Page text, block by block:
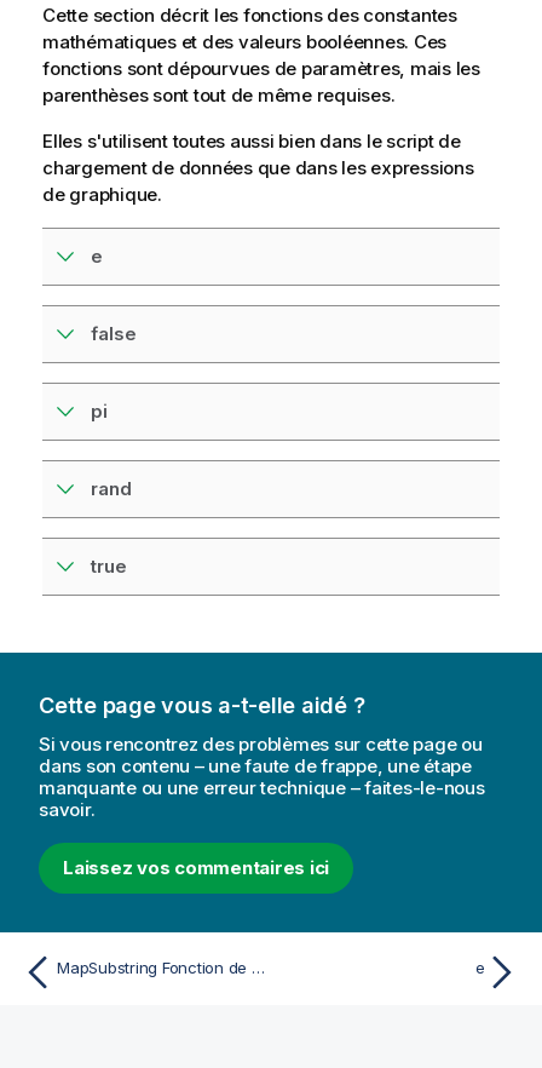
Cette section décrit les fonctions des constantes
mathématiques et des valeurs booléennes. Ces
fonctions sont dépourvues de paramètres, mais les
parenthèses sont tout de même requises.
Elles s'utilisent toutes aussi bien dans le script de
chargement de donnéesque dans les expressions
de graphique.
e
false
pi
rand
true
Cette page vous a-t-elle aidé ?
Si vous rencontrez des problèmes sur cette page ou
dans son contenu – une faute de frappe, une étape
manquante ou une erreur technique – faites-le-nous
savoir.
Laissez vos commentaires ici
MapSubstring Fonction de script e